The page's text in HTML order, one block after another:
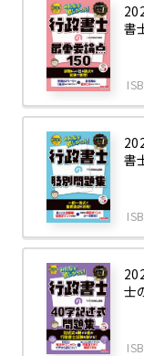
書
書
士